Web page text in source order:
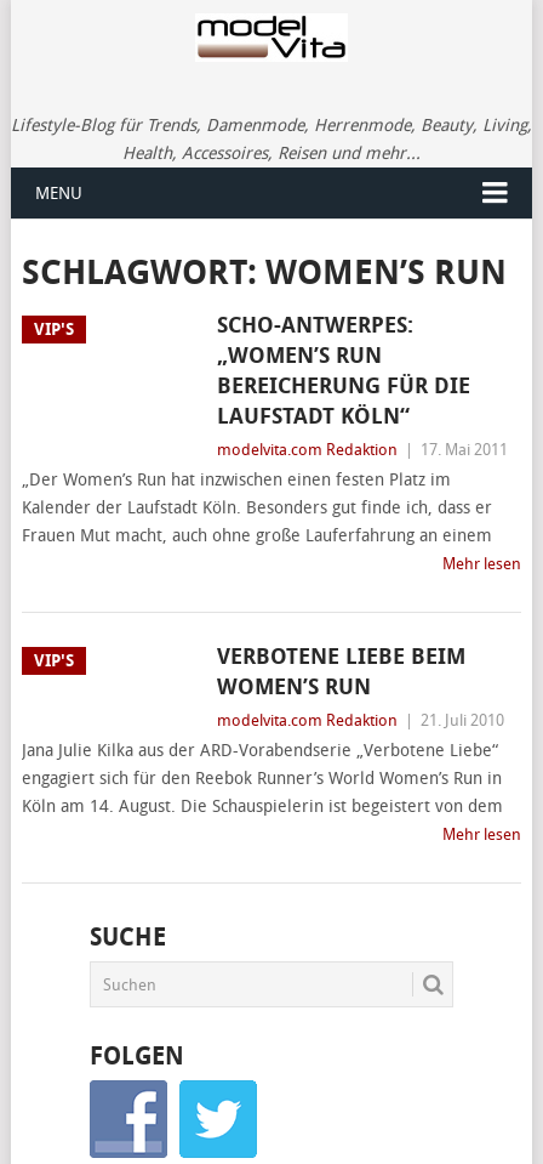
Lifestyle-Blog für Trends, Damenmode, Herrenmode, Beauty, Living,
Health, Accessoires, Reisen und mehr...
MENU
SCHLAGWORT: WOMEN’S RUN
VIP'S
SCHO-ANTWERPES:
„WOMEN’S RUN
BEREICHERUNG FÜR DIE
LAUFSTADT KÖLN“
modelvita.com Redaktion 17. Mai 2011
„Der Women’s Run hat inzwischen einen festen Platz im
Kalender der Laufstadt Köln. Besonders gut finde ich, dass er
Frauen Mut macht, auch ohne große Lauferfahrung an einem
Mehr lesen
VIP'S
VERBOTENE LIEBE BEIM
WOMEN’S RUN
modelvita.com Redaktion 21. Juli 2010
Jana Julie Kilka aus der ARD-Vorabendserie „Verbotene Liebe“
engagiert sich für den Reebok Runner’s World Women’s Run in
Köln am 14. August. Die Schauspielerin ist begeistert von dem
Mehr lesen
SUCHE
FOLGEN